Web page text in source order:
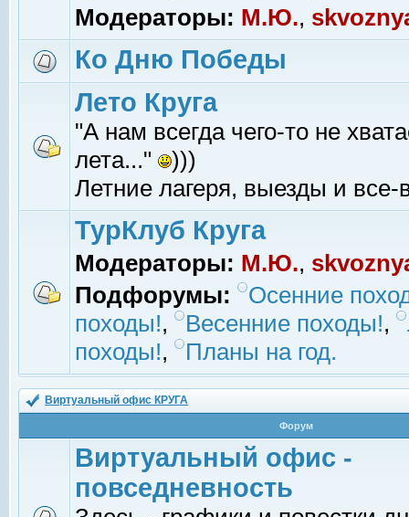
Модераторы: М.Ю.,
Ко Дню Победы
Лето Круга
"А нам всегда чего-то не
лета..."
)))
Летние лагеря, выезды и все-
ТурКлуб Круга
Модераторы: М.Ю.,
Подфорумы:
Осенние
походы!, Весенние походы!,
походы!, Планы на год.
Виртуальный офис КРУГА
Форум
Виртуальный офис -
повседневность